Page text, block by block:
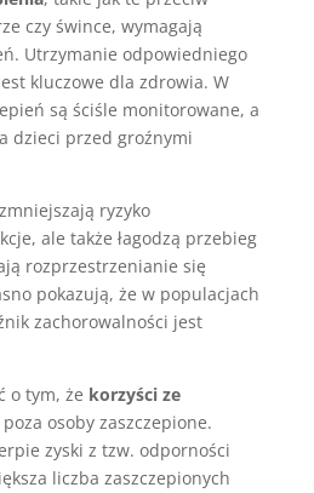
czy śwince, wymagają
Utrzymanie odpowiedniego
kluczowe dla zdrowia. W
są ściśle monitorowane, a
dzieci przed groźnymi
ryzyko
ale także łagodzą przebieg
rozprzestrzenianie się
pokazują, że w populacjach
zachorowalności jest
o tym, że korzyści ze
osoby zaszczepione.
zyski z tzw. odporności
liczba zaszczepionych